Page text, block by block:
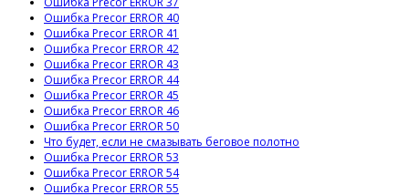
Ошибка Precor ERROR 40
Ошибка Precor ERROR 41
Ошибка Precor ERROR 42
Ошибка Precor ERROR 43
Ошибка Precor ERROR 44
Ошибка Precor ERROR 45
Ошибка Precor ERROR 46
Ошибка Precor ERROR 50
Что будет, если не смазывать беговое полотно
Ошибка Precor ERROR 53
Ошибка Precor ERROR 54
Ошибка Precor ERROR 55